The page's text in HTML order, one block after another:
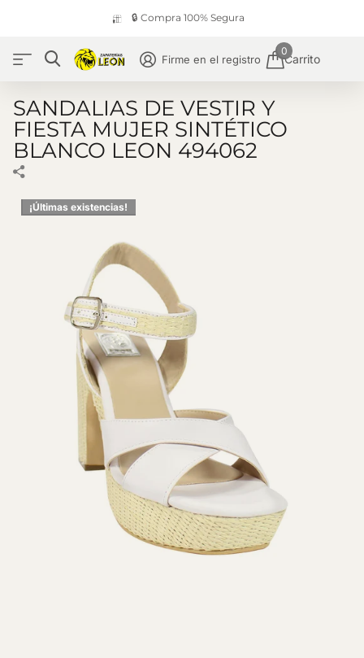
🔒 Compra 100% Segura
Firme en el registro Carrito
0
SANDALIAS DE VESTIR Y
FIESTA MUJER SINTÉTICO
BLANCO LEON 494062
¡Últimas existencias!